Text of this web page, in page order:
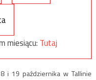
miesiącu: Tutaj
i 19 października w Tallinie